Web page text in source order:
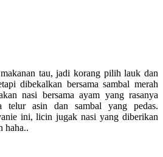
tau, jadi korang pilih lauk dan
dibekalkan bersama sambal merah
nasi bersama ayam yang rasanya
telur asin dan sambal yang pedas.
ini, licin jugak nasi yang diberikan
haha..